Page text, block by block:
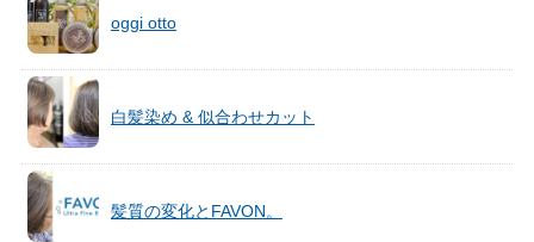
oggi otto
白髪染め & 似合わせカット
髪質の変化とFAVON。